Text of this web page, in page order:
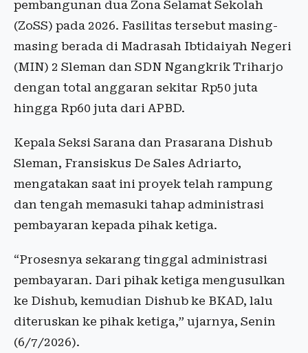
pembangunan dua Zona Selamat Sekolah
(ZoSS) pada 2026. Fasilitas tersebut masing-
masing berada di Madrasah Ibtidaiyah Negeri
(MIN) 2 Sleman dan SDN Ngangkrik Triharjo
dengan total anggaran sekitar Rp50 juta
hingga Rp60 juta dari APBD.
Kepala Seksi Sarana dan Prasarana Dishub
Sleman, Fransiskus De Sales Adriarto,
mengatakan saat ini proyek telah rampung
dan tengah memasuki tahap administrasi
pembayaran kepada pihak ketiga.
“Prosesnya sekarang tinggal administrasi
pembayaran. Dari pihak ketiga mengusulkan
ke Dishub, kemudian Dishub ke BKAD, lalu
diteruskan ke pihak ketiga,” ujarnya, Senin
(6/7/2026).